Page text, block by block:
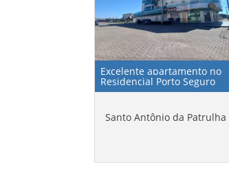
Excelente apartamento no
Residencial Porto Seguro
Santo Antônio da Patrulha